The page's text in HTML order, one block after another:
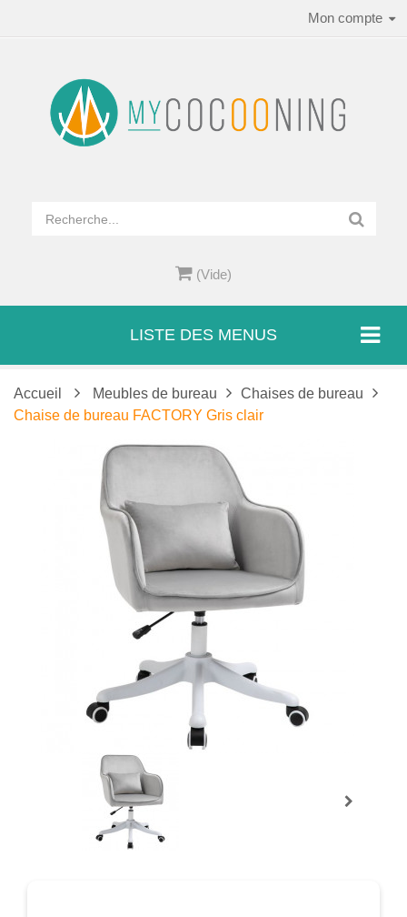
Mon compte
(Vide)
LISTE DES MENUS
Accueil Meubles de bureau
Chaises de bureau
Chaise de bureau FACTORY Gris clair